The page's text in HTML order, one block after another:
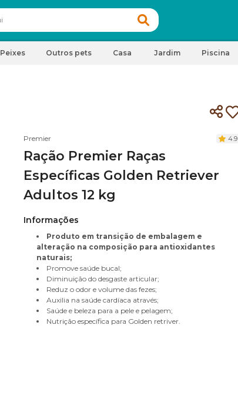
Peixes Outros pets Casa Jardim Piscina
Premier 4.9
Ração Premier Raças
Específicas Golden Retriever
Adultos 12 kg
Informações
Produto em transição de embalagem e
alteração na composição para antioxidantes
naturais;
Promove saúde bucal;
Diminuição do desgaste articular;
Reduz o odor e volume das fezes;
Auxilia na saúde cardíaca através;
Saúde e beleza para a pele e pelagem;
Nutrição específica para Golden retriver.